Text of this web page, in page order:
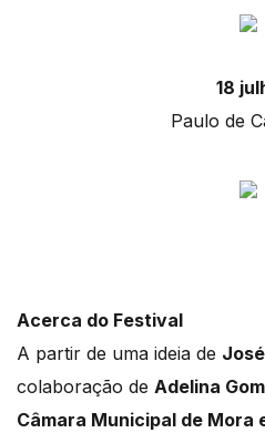
18
Paulo de
Acerca do Festival
A partir de uma ideia de
colaboração de Adelina
Câmara Municipal de Mora